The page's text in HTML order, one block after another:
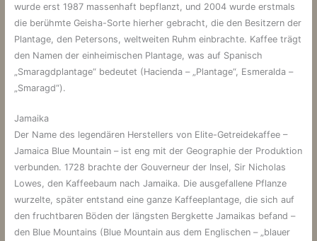
wurde erst 1987 massenhaft bepflanzt, und 2004 wurde erstmals
die berühmte Geisha-Sorte hierher gebracht, die den Besitzern der
Plantage, den Petersons, weltweiten Ruhm einbrachte. Kaffee trägt
den Namen der einheimischen Plantage, was auf Spanisch
„Smaragdplantage“ bedeutet (Hacienda – „Plantage“, Esmeralda –
„Smaragd“).
Jamaika
Der Name des legendären Herstellers von Elite-Getreidekaffee –
Jamaica Blue Mountain – ist eng mit der Geographie der Produktion
verbunden. 1728 brachte der Gouverneur der Insel, Sir Nicholas
Lowes, den Kaffeebaum nach Jamaika. Die ausgefallene Pflanze
wurzelte, später entstand eine ganze Kaffeeplantage, die sich auf
den fruchtbaren Böden der längsten Bergkette Jamaikas befand –
den Blue Mountains (Blue Mountain aus dem Englischen – „blauer